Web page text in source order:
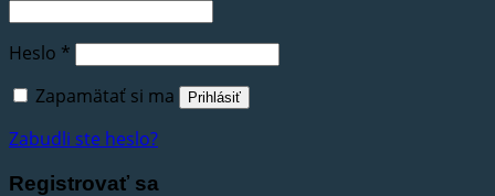
Heslo *
Zapamätať si ma
Prihlásiť
Zabudli ste heslo?
Registrovať sa